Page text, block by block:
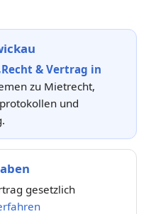
& Vertrag in
zu Mietrecht,
und
gesetzlich